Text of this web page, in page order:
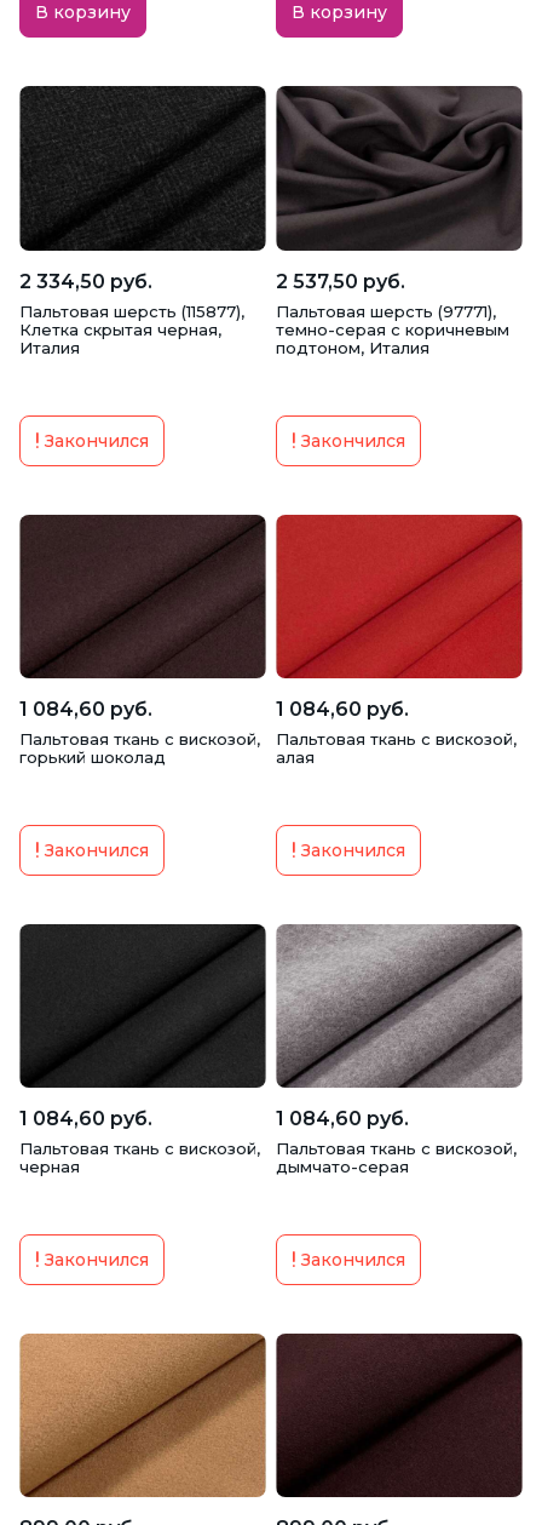
В корзину В корзину
2 334,50 руб.
Пальтовая шерсть (115877),
Клетка скрытая черная,
Италия
Закончился
2 537,50 руб.
Пальтовая шерсть (97771),
темно-серая с коричневым
подтоном, Италия
Закончился
1 084,60 руб.
Пальтовая ткань с вискозой,
горький шоколад
Закончился
1 084,60 руб.
Пальтовая ткань с вискозой,
алая
Закончился
1 084,60 руб.
Пальтовая ткань с вискозой,
черная
Закончился
1 084,60 руб.
Пальтовая ткань с вискозой,
дымчато-серая
Закончился